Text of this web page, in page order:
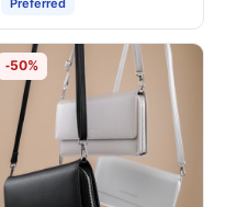
Preferred
-50%